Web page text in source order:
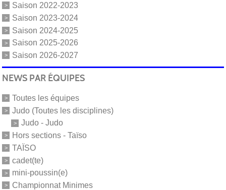
Saison 2022-2023
Saison 2023-2024
Saison 2024-2025
Saison 2025-2026
Saison 2026-2027
NEWS PAR ÉQUIPES
Toutes les équipes
Judo (Toutes les disciplines)
Judo - Judo
Hors sections - Taïso
TAÏSO
cadet(te)
mini-poussin(e)
Championnat Minimes